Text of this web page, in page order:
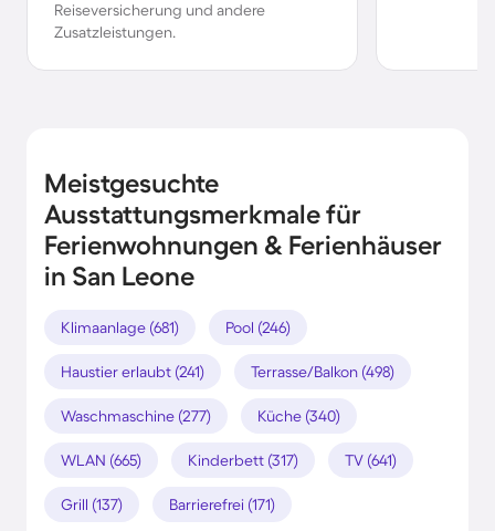
Reiseversicherung und andere
Zusatzleistungen.
Meistgesuchte
Ausstattungsmerkmale für
Ferienwohnungen & Ferienhäuser
in San Leone
Klimaanlage (681) Pool (246)
Haustier erlaubt (241) Terrasse/Balkon (498)
Waschmaschine (277) Küche (340)
WLAN (665) Kinderbett (317) TV (641)
Grill (137) Barrierefrei (171)